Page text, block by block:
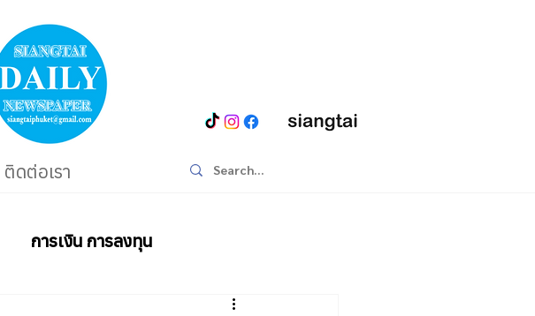
ติดต่อเรา
การเงิน การลงทุน